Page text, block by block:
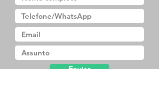
Enviar